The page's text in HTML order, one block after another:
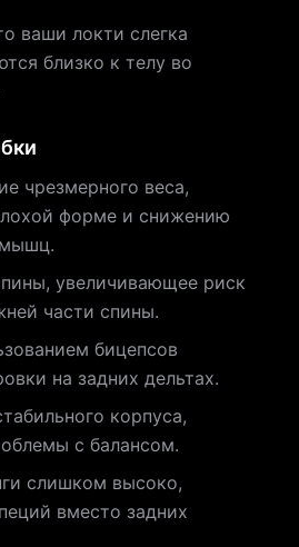
ваши локти слегка
близко к телу во
чрезмерного веса,
форме и снижению
мышц.
увеличивающее риск
части спины.
бицепсов
на задних дельтах.
корпуса,
с балансом.
слишком высоко,
вместо задних